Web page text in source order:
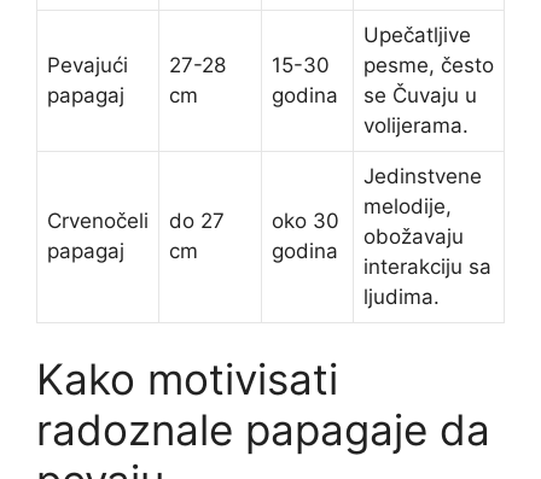
Pevajući
papagaj
27-28
cm
15-30
godina
Upečatljive
pesme, često
se Čuvaju u
volijerama.
Crvenočeli
papagaj
do 27
cm
oko 30
godina
Jedinstvene
melodije,
obožavaju
interakciju sa
ljudima.
Kako motivisati
radoznale papagaje da